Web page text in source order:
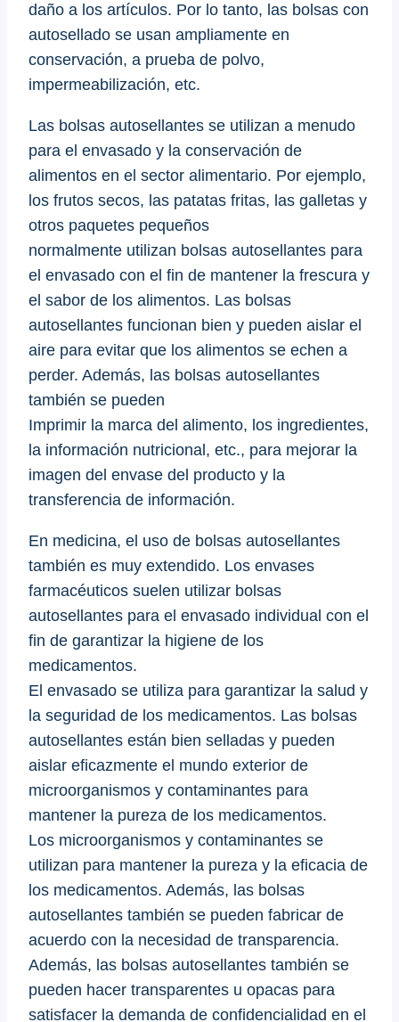
daño a los artículos. Por lo tanto, las bolsas con
autosellado se usan ampliamente en
conservación, a prueba de polvo,
impermeabilización, etc.
Las bolsas autosellantes se utilizan a menudo
para el envasado y la conservación de
alimentos en el sector alimentario. Por ejemplo,
los frutos secos, las patatas fritas, las galletas y
otros paquetes pequeños
normalmente utilizan bolsas autosellantes para
el envasado con el fin de mantener la frescura y
el sabor de los alimentos. Las bolsas
autosellantes funcionan bien y pueden aislar el
aire para evitar que los alimentos se echen a
perder. Además, las bolsas autosellantes
también se pueden
Imprimir la marca del alimento, los ingredientes,
la información nutricional, etc., para mejorar la
imagen del envase del producto y la
transferencia de información.
En medicina, el uso de bolsas autosellantes
también es muy extendido. Los envases
farmacéuticos suelen utilizar bolsas
autosellantes para el envasado individual con el
fin de garantizar la higiene de los
medicamentos.
El envasado se utiliza para garantizar la salud y
la seguridad de los medicamentos. Las bolsas
autosellantes están bien selladas y pueden
aislar eficazmente el mundo exterior de
microorganismos y contaminantes para
mantener la pureza de los medicamentos.
Los microorganismos y contaminantes se
utilizan para mantener la pureza y la eficacia de
los medicamentos. Además, las bolsas
autosellantes también se pueden fabricar de
acuerdo con la necesidad de transparencia.
Además, las bolsas autosellantes también se
pueden hacer transparentes u opacas para
satisfacer la demanda de confidencialidad en el